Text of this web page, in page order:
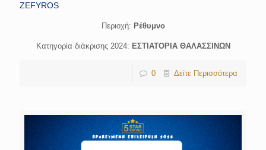
ZEFYROS
Περιοχή: Ρέθυμνο
Κατηγορία διάκρισης 2024: ΕΣΤΙΑΤΟΡΙΑ ΘΑΛΑΣΣΙΝΩΝ
0 Δείτε Περισσότερα